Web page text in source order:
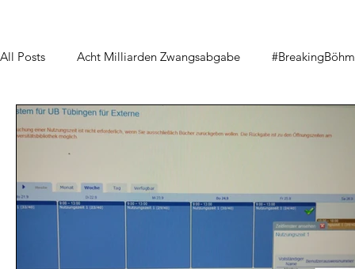
All Posts Acht Milliarden Zwangsabgabe
Mal ohne ARD